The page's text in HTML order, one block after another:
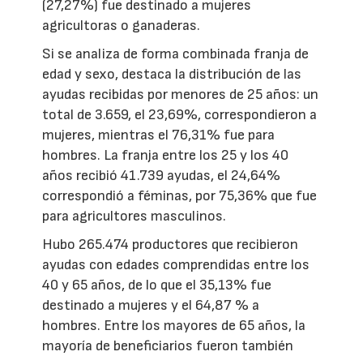
(27,27%) fue destinado a mujeres
agricultoras o ganaderas.
Si se analiza de forma combinada franja de
edad y sexo, destaca la distribución de las
ayudas recibidas por menores de 25 años: un
total de 3.659, el 23,69%, correspondieron a
mujeres, mientras el 76,31% fue para
hombres. La franja entre los 25 y los 40
años recibió 41.739 ayudas, el 24,64%
correspondió a féminas, por 75,36% que fue
para agricultores masculinos.
Hubo 265.474 productores que recibieron
ayudas con edades comprendidas entre los
40 y 65 años, de lo que el 35,13% fue
destinado a mujeres y el 64,87 % a
hombres. Entre los mayores de 65 años, la
mayoría de beneficiarios fueron también